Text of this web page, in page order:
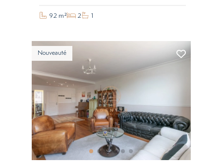
92 m² 2 1
Nouveauté